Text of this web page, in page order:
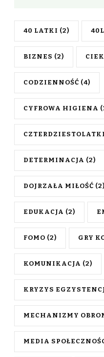
40 LATKI (2)
BIZNES (2)
CODZIENNOŚĆ (4)
CYFROWA HIGIENA
CZTERDZIESTOLATKI
DETERMINACJA (2)
DOJRZAŁA MIŁOŚĆ (2)
EDUKACJA (2)
FOMO (2) GRY
KOMUNIKACJA (2)
KRYZYS
MECHANIZMY
MEDIA